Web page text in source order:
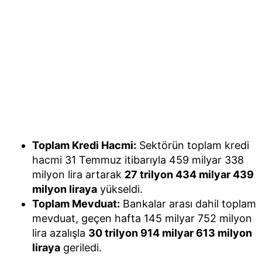
Toplam Kredi Hacmi: Sektörün toplam kredi
hacmi 31 Temmuz itibarıyla 459 milyar 338
milyon lira artarak 27 trilyon 434 milyar 439
milyon liraya yükseldi.
Toplam Mevduat: Bankalar arası dahil toplam
mevduat, geçen hafta 145 milyar 752 milyon
lira azalışla 30 trilyon 914 milyar 613 milyon
liraya geriledi.